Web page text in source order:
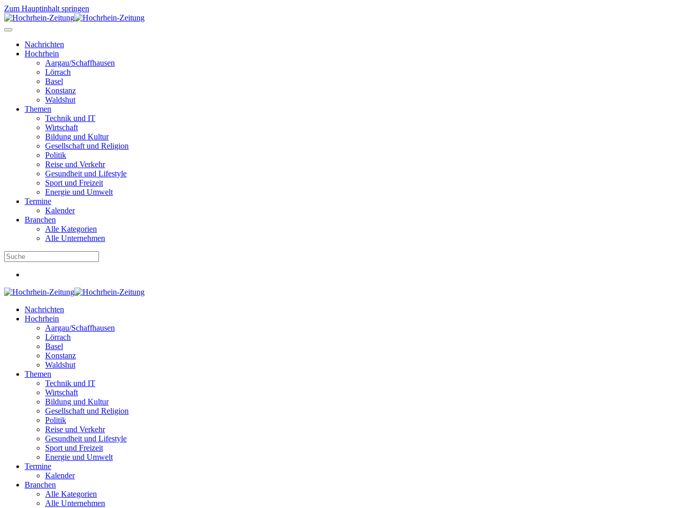
Zum Hauptinhalt springen
Nachrichten
Hochrhein
Aargau/Schaffhausen
Lörrach
Basel
Konstanz
Waldshut
Themen
Technik und IT
Wirtschaft
Bildung und Kultur
Gesellschaft und Religion
Politik
Reise und Verkehr
Gesundheit und Lifestyle
Sport und Freizeit
Energie und Umwelt
Termine
Kalender
Branchen
Alle Kategorien
Alle Unternehmen
Nachrichten
Hochrhein
Aargau/Schaffhausen
Lörrach
Basel
Konstanz
Waldshut
Themen
Technik und IT
Wirtschaft
Bildung und Kultur
Gesellschaft und Religion
Politik
Reise und Verkehr
Gesundheit und Lifestyle
Sport und Freizeit
Energie und Umwelt
Termine
Kalender
Branchen
Alle Kategorien
Alle Unternehmen